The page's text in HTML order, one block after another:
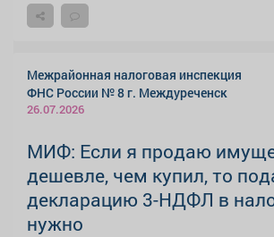
Межрайонная налоговая инспекция
ФНС России № 8 г. Междуреченск
26.07.2026
МИФ: Если я продаю
дешевле, чем купил, то
декларацию 3-НДФЛ в
нужно